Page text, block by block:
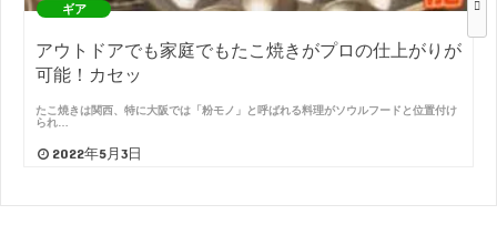
ギア
アウトドアでも家庭でもたこ焼きがプロの仕上がりが
可能！カセッ
たこ焼きは関西、特に大阪では「粉モノ」と呼ばれる料理がソウルフードと位置付け
られ…
2022年5月3日